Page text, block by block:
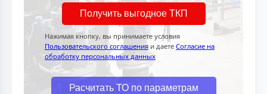
Получить выгодное ТКП
Нажимая кнопку, вы принимаете условия
Пользовательского соглашения и даете Согласие на
обработку персональных данных
Расчитать ТО по параметрам